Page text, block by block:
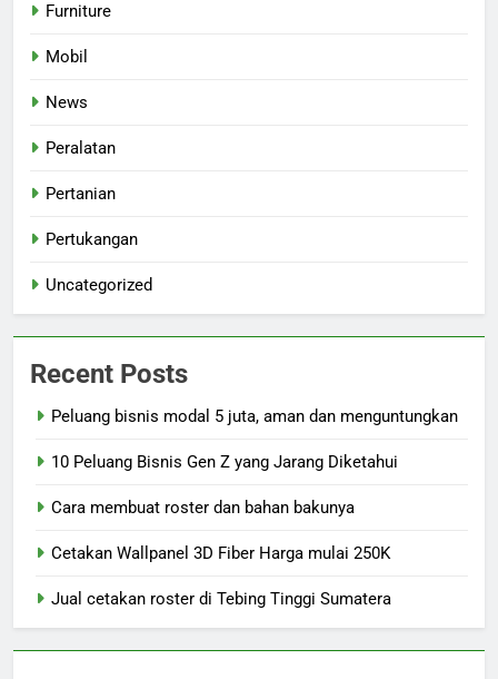
Furniture
Mobil
News
Peralatan
Pertanian
Pertukangan
Uncategorized
Recent Posts
Peluang bisnis modal 5 juta, aman dan menguntungkan
10 Peluang Bisnis Gen Z yang Jarang Diketahui
Cara membuat roster dan bahan bakunya
Cetakan Wallpanel 3D Fiber Harga mulai 250K
Jual cetakan roster di Tebing Tinggi Sumatera